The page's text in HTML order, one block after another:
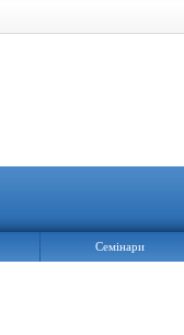
Семінари